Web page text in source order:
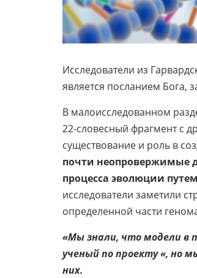
Исследователи из
является посланием Бога,
В малоисследованном
22-словесный фрагмент с
существование и роль в
почти неопровержимые
процесса эволюции
исследователи заметили
определенной части
«Мы знали, что модели в
ученый по проекту «, но
них.